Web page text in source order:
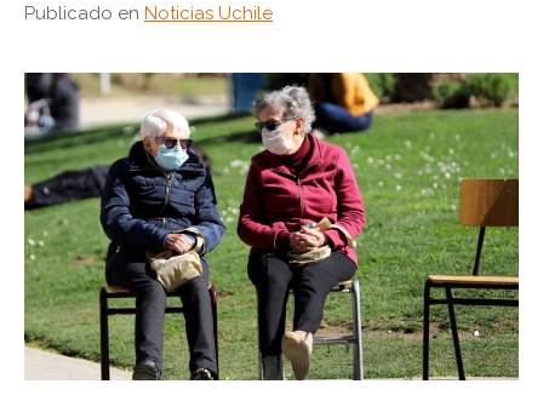
Publicado en Noticias Uchile